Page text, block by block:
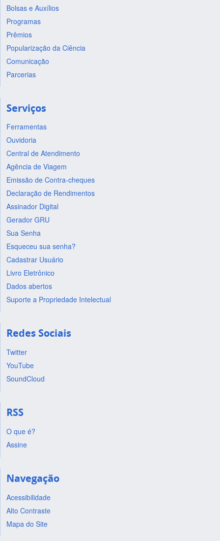
Bolsas e Auxílios
Programas
Prêmios
Popularização da Ciência
Comunicação
Parcerias
Serviços
Ferramentas
Ouvidoria
Central de Atendimento
Agência de Viagem
Emissão de Contra-cheques
Declaração de Rendimentos
Assinador Digital
Gerador GRU
Sua Senha
Esqueceu sua senha?
Cadastrar Usuário
Livro Eletrônico
Dados abertos
Suporte a Propriedade Intelectual
Redes Sociais
Twitter
YouTube
SoundCloud
RSS
O que é?
Assine
Navegação
Acessibilidade
Alto Contraste
Mapa do Site